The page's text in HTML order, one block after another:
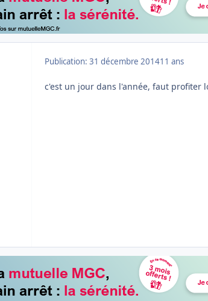
Publication: 31 décembre 201411 ans
c'est un jour dans l'année, faut profiter